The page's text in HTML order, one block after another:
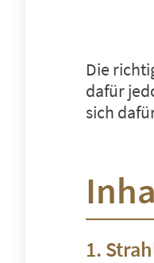
Die
dafür
sich